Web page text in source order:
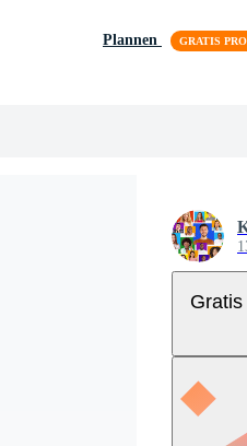
Plannen